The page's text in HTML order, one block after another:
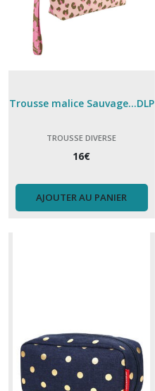
Trousse malice Sauvage...DLP
TROUSSE DIVERSE
16€
AJOUTER AU PANIER